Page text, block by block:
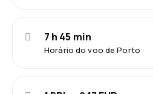
Horário do voo de Porto
7 h 45 min